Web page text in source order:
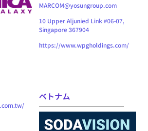
MARCOM@yosungroup.com
10 Upper Aljunied Link #06-07,
Singapore 367904
https://www.wpgholdings.com/
ベトナム